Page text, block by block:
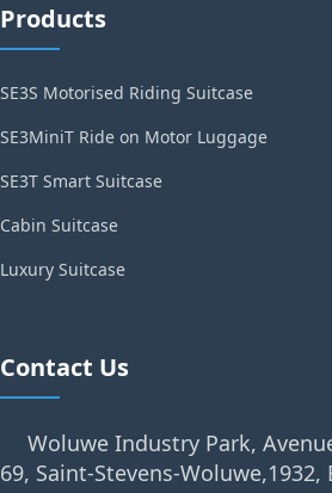
Products
SE3S Motorised Riding Suitcase
SE3MiniT Ride on Motor Luggage
SE3T Smart Suitcase
Cabin Suitcase
Luxury Suitcase
Contact Us
Woluwe Industry Park,
69, Saint-Stevens-Woluwe,1932,